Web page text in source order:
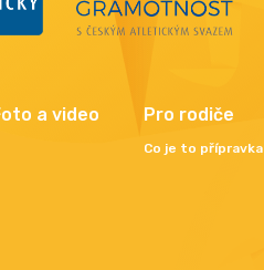
a video Pro rodiče
Co je to přípravka